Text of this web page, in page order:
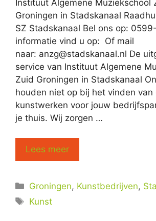
Instituut Algemene Muziekschool
Groningen in Stadskanaal
SZ Stadskanaal Bel ons op:
informatie vind u op: Of mail
naar: anzg@stadskanaal.nl De
service van Instituut Algemene
Zuid Groningen in Stadskanaal
houden niet op bij het vinden van
kunstwerken voor jouw
je thuis. Wij zorgen …
Lees meer
Categorieën
Groningen, Kunstbedrijven,
Tags
Kunst